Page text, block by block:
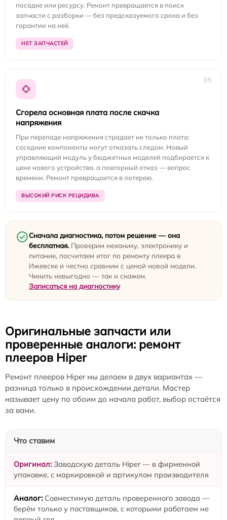
посадке или ресурсу. Ремонт превращается в поиск
запчасти с разборки — без предсказуемого срока и без
гарантии на неё.
НЕТ ЗАПЧАСТЕЙ
05
Сгорела основная плата после скачка
напряжения
При перепаде напряжения страдает не только плата:
соседние компоненты могут отказать следом. Новый
управляющий модуль у бюджетных моделей подбирается к
цене нового устройства, а повторный отказ — вопрос
времени. Ремонт превращается в лотерею.
ВЫСОКИЙ РИСК РЕЦИДИВА
Сначала диагностика, потом решение — она
бесплатная. Проверим механику, электронику и
питание, посчитаем итог по ремонту плеера в
Ижевске и честно сравним с ценой новой модели.
Чинить невыгодно — так и скажем.
Записаться на диагностику
Оригинальные запчасти или
проверенные аналоги: ремонт
плееров Hiper
Ремонт плееров Hiper мы делаем в двух вариантах —
разница только в происхождении детали. Мастер
называет цену по обоим до начала работ, выбор остаётся
за вами.
Что ставим
Заводскую деталь Hiper — в фирменной
упаковке, с маркировкой и артикулом производителя
Совместимую деталь проверенного завода —
берём только у поставщиков, с которыми работаем не